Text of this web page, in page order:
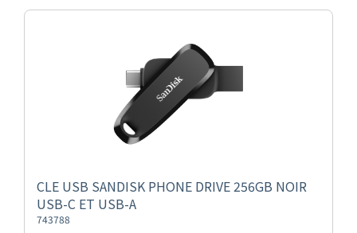
CLE USB SANDISK PHONE DRIVE 256GB NOIR
USB-C ET USB-A
743788